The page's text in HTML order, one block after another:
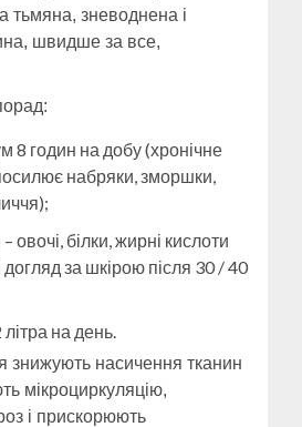
тьмяна, зневоднена і
швидше за все,
8 годин на добу (хронічне
набряки, зморшки,
овочі, білки, жирні кислоти
за шкірою після 30 / 40
на день.
знижують насичення тканин
мікроциркуляцію,
і прискорюють